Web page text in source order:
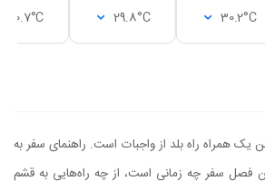
30.2°C
29.8°C
30.7°C
یک همراه راه بلد از واجبات است. راهنمای سفر به
فصل سفر چه زمانی است، از چه راه‌هایی به قشم